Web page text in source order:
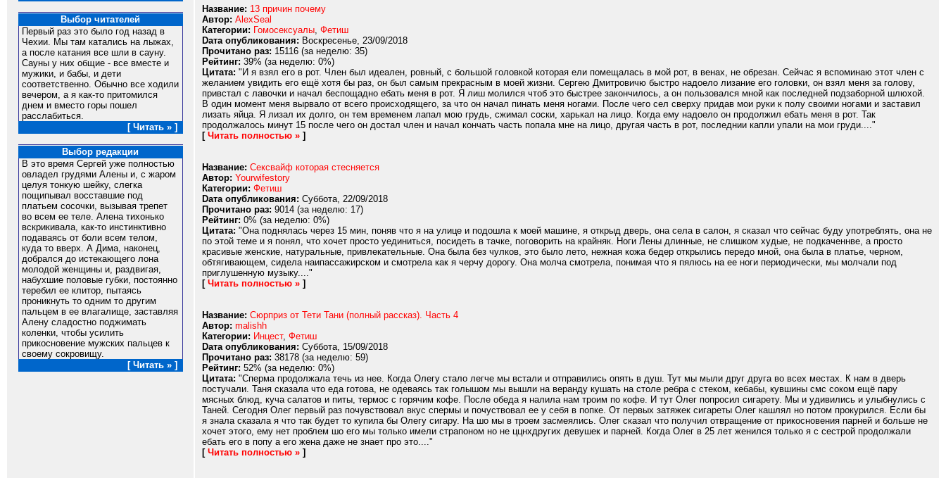
Выбор читателей
Первый раз это было год назад в
Чехии. Мы там катались на лыжах,
а после катания все шли в сауну.
Сауны у них общие - все вместе и
мужики, и бабы, и дети
соответственно. Обычно все ходили
вечером, а я как-то притомился
днем и вместо горы пошел
расслабиться.
[ Читать » ]
Выбор редакции
В это время Сергей уже полностью
овладел грудями Алены и, с жаром
целуя тонкую шейку, слегка
пощипывал восставшие под
платьем сосочки, вызывая трепет
во всем ее теле. Алена тихонько
вскрикивала, как-то инстинктивно
подаваясь от боли всем телом,
куда то вверх. А Дима, наконец,
добрался до истекающего лона
молодой женщины и, раздвигая,
набухшие половые губки, постоянно
теребил ее клитор, пытаясь
проникнуть то одним то другим
пальцем в ее влагалище, заставляя
Алену сладостно поджимать
коленки, чтобы усилить
прикосновение мужских пальцев к
своему сокровищу.
[ Читать » ]
Название: 13 причин почему
Автор: AlexSeal
Категории: Гомосексуалы, Фетиш
Dата опубликования: Воскресенье, 23/09/2018
Прочитано раз: 15116 (за неделю: 35)
Рейтинг: 39% (за неделю: 0%)
Цитата: "И я взял его в рот. Член был идеален, ровный, с большой головкой которая ели помещалась в мой рот, в венах, не обрезан. Сейчас я вспоминаю этот член с
желанием увидить его ещё хотя бы раз, он был самым прекрасным в моей жизни. Сергею Дмитровичю быстро надоело лизание его головки, он взял меня за голову,
привстал с лавочки и начал беспощадно ебать меня в рот. Я лиш молился чтоб это быстрее закончилось, а он пользовался мной как последней подзаборной шлюхой.
В один момент меня вырвало от всего происходящего, за что он начал пинать меня ногами. После чего сел сверху придав мои руки к полу своими ногами и заставил
лизать яйца. Я лизал их долго, он тем временем лапал мою грудь, сжимал соски, харькал на лицо. Когда ему надоело он продолжил ебать меня в рот. Так
продолжалось минут 15 после чего он достал член и начал кончать часть попала мне на лицо, другая часть в рот, последнии капли упали на мои груди...."
[ Читать полностью » ]
Название: Сексвайф которая стесняется
Автор: Yourwifestory
Категории: Фетиш
Dата опубликования: Суббота, 22/09/2018
Прочитано раз: 9014 (за неделю: 17)
Рейтинг: 0% (за неделю: 0%)
Цитата: "Она поднялась через 15 мин, поняв что я на улице и подошла к моей машине, я открыд дверь, она села в салон, я сказал что сейчас буду употреблять, она не
по этой теме и я понял, что хочет просто уединиться, посидеть в тачке, поговорить на крайняк. Ноги Лены длинные, не слишком худые, не подкаченнве, а просто
красивые женские, натуральные, привлекательные. Она была без чулков, это было лето, нежная кожа бедер открылись передо мной, она была в платье, черном,
обтягивающем, сидела наипассажирском и смотрела как я черчу дорогу. Она молча смотрела, понимая что я пялюсь на ее ноги периодически, мы молчали под
приглушенную музыку...."
[ Читать полностью » ]
Название: Сюрприз от Тети Тани (полный рассказ). Часть 4
Автор: malishh
Категории: Инцест, Фетиш
Dата опубликования: Суббота, 15/09/2018
Прочитано раз: 38178 (за неделю: 59)
Рейтинг: 52% (за неделю: 0%)
Цитата: "Сперма продолжала течь из нее. Когда Олегу стало легче мы встали и отправились опять в душ. Тут мы мыли друг друга во всех местах. К нам в дверь
постучали. Таня сказала что еда готова, не одеваясь так голышом мы вышли на веранду кушать на столе ребра с стеком, кебабы, кувшины смс соком ещё пару
мясных блюд, куча салатов и питы, термос с горячим кофе. После обеда я налила нам троим по кофе. И тут Олег попросил сигарету. Мы и удивились и улыбнулись с
Таней. Сегодня Олег первый раз почувствовал вкус спермы и почуствовал ее у себя в попке. От первых затяжек сигареты Олег кашлял но потом прокурился. Если бы
я знала сказала я что так будет то купила бы Олегу сигару. На шо мы в троем засмеялись. Олег сказал что получил отвращение от прикосновения парней и больше не
хочет этого, ему нет проблем шо его мы только имели страпоном но не ццнхдругих девушек и парней. Когда Олег в 25 лет женился только я с сестрой продолжали
ебать его в попу а его жена даже не знает про это...."
[ Читать полностью » ]